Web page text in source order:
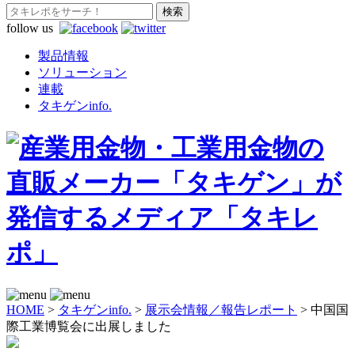
follow us
製品情報
ソリューション
連載
タキゲンinfo.
HOME > タキゲンinfo. > 展示会情報／報告レポート > 中国国
際工業博覧会に出展しました